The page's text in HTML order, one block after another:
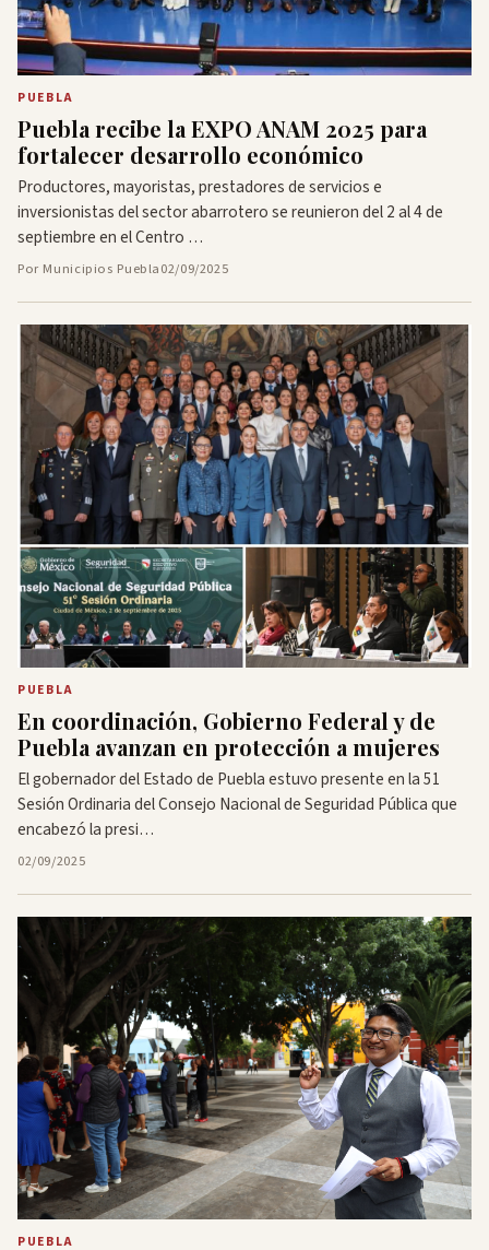
PUEBLA
Puebla recibe la EXPO ANAM 2025 para
fortalecer desarrollo económico
Productores, mayoristas, prestadores de servicios e
inversionistas del sector abarrotero se reunieron del 2 al 4 de
septiembre en el Centro …
Por Municipios Puebla02/09/2025
PUEBLA
En coordinación, Gobierno Federal y de
Puebla avanzan en protección a mujeres
El gobernador del Estado de Puebla estuvo presente en la 51
Sesión Ordinaria del Consejo Nacional de Seguridad Pública que
encabezó la presi…
02/09/2025
PUEBLA